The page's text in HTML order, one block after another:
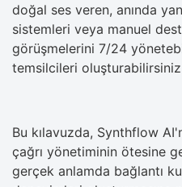
doğal ses veren, anında
sistemleri veya manuel
görüşmelerini 7/24
temsilcileri
Bu kılavuzda, Synthflow
çağrı yönetiminin ötesine
gerçek anlamda bağlantı